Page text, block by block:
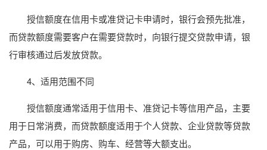
授信额度在信用卡或准贷记卡申请时，银行会预先批准，
而贷款额度需要客户在需要贷款时，向银行提交贷款申请，银
行审核通过后发放贷款。
4、适用范围不同
授信额度通常适用于信用卡、准贷记卡等信用产品，主要
用于日常消费，而贷款额度适用于个人贷款、企业贷款等贷款
产品，可以用于购房、购车、经营等大额支出。